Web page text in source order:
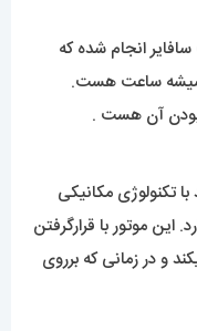
انجام شده که
ساعت هست.
آن هست .
تکنولوژی مکانیکی
این موتور با قرارگرفتن
و در زمانی که برروی